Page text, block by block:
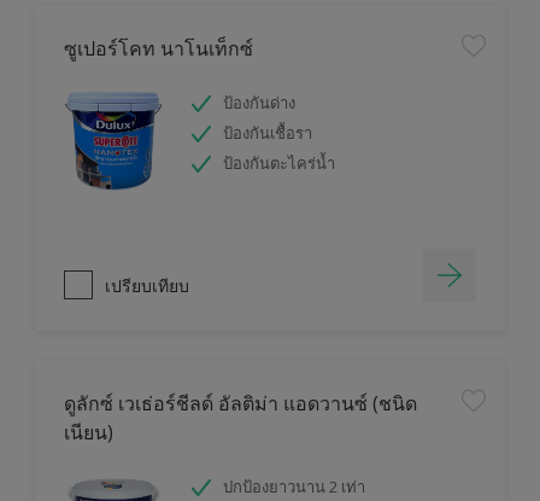
ซูเปอร์โคท นาโนเท็กซ์
ป้องกันด่าง
ป้องกันเชื้อรา
ป้องกันตะไคร่น้ำ
เปรียบเทียบ
ดูลักซ์ เวเธ่อร์ชีลด์ อัลติม่า แอดวานซ์ (ชนิด
เนียน)
ปกป้องยาวนาน 2 เท่า